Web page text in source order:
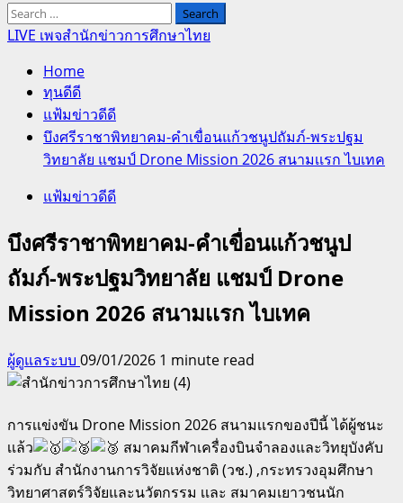
Search
for:
LIVE เพจสำนักข่าวการศึกษาไทย
Home
ทุนดีดี
แฟ้มข่าวดีดี
บึงศรีราชาพิทยาคม-คำเขื่อนแก้วชนูปถัมภ์-พระปฐม
วิทยาลัย แชมป์ Drone Mission 2026 สนามเเรก ไบเทค
แฟ้มข่าวดีดี
บึงศรีราชาพิทยาคม-คำเขื่อนแก้วชนูป
ถัมภ์-พระปฐมวิทยาลัย แชมป์ Drone
Mission 2026 สนามเเรก ไบเทค
ผู้ดูแลระบบ 09/01/2026 1 minute read
การเเข่งขัน Drone Mission 2026 สนามเเรกของปีนี้ ได้ผู้ชนะ
เเล้ว
สมาคมกีฬาเครื่องบินจำลองและวิทยุบังคับ
ร่วมกับ สำนักงานการวิจัยแห่งชาติ (วช.) ,กระทรวงอุมศึกษา
วิทยาศาสตร์วิจัยและนวัตกรรม เเละ สมาคมเยาวชนนัก